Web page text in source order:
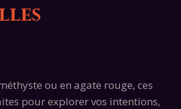
ou en agate rouge, ces
pour explorer vos intentions,